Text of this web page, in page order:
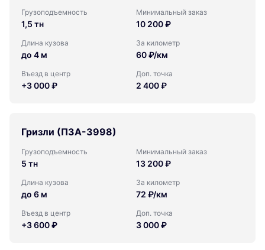
Грузоподъемность
1,5 тн
Минимальный заказ
10 200 ₽
Длина кузова
до 4 м
За километр
60 ₽/км
Въезд в центр
+3 000 ₽
Доп. точка
2 400 ₽
Гризли (ПЗА-3998)
Грузоподъемность
5 тн
Минимальный заказ
13 200 ₽
Длина кузова
до 6 м
За километр
72 ₽/км
Въезд в центр
+3 600 ₽
Доп. точка
3 000 ₽